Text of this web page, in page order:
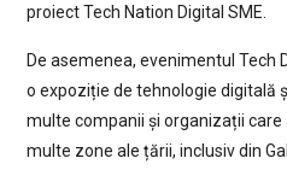
proiect Tech Nation Digital SME.
De asemenea, evenimentul Tech
o expoziție de tehnologie digitală
multe companii și organizații care
multe zone ale țării, inclusiv din